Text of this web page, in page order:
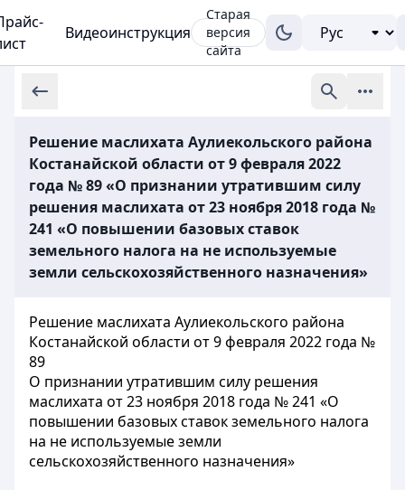
Видеоинструкция
Старая
версия
сайта
Решение маслихата Аулиекольского района
Костанайской области от 9 февраля 2022
года № 89 «О признании утратившим силу
решения маслихата от 23 ноября 2018 года №
241 «О повышении базовых ставок
земельного налога на не используемые
земли сельскохозяйственного назначения»
Решение маслихата Аулиекольского района
Костанайской области от 9 февраля 2022 года №
89
О признании утратившим силу решения
маслихата от 23 ноября 2018 года № 241 «О
повышении базовых ставок земельного налога
на не используемые земли
сельскохозяйственного назначения»